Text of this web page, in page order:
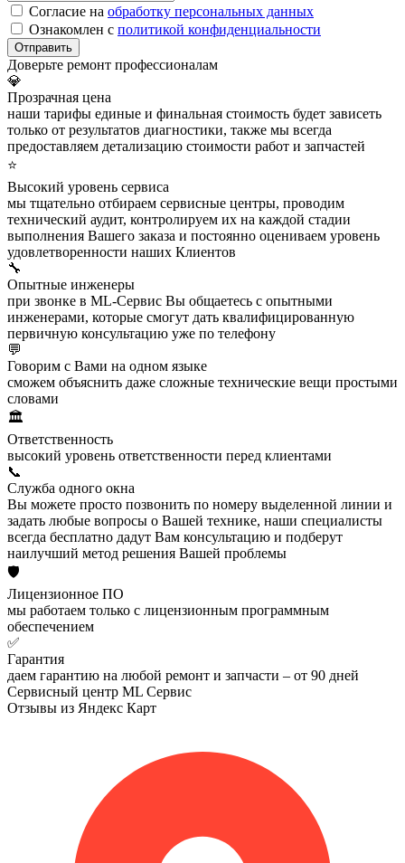
Согласие на обработку персональных данных
Ознакомлен с политикой конфиденциальности
Отправить
Доверьте ремонт профессионалам
💎
Прозрачная цена
наши тарифы единые и финальная стоимость будет зависеть
только от результатов диагностики, также мы всегда
предоставляем детализацию стоимости работ и запчастей
⭐
Высокий уровень сервиса
мы тщательно отбираем сервисные центры, проводим
технический аудит, контролируем их на каждой стадии
выполнения Вашего заказа и постоянно оцениваем уровень
удовлетворенности наших Клиентов
🔧
Опытные инженеры
при звонке в ML-Сервис Вы общаетесь с опытными
инженерами, которые смогут дать квалифицированную
первичную консультацию уже по телефону
💬
Говорим с Вами на одном языке
сможем объяснить даже сложные технические вещи простыми
словами
🏛️
Ответственность
высокий уровень ответственности перед клиентами
📞
Служба одного окна
Вы можете просто позвонить по номеру выделенной линии и
задать любые вопросы о Вашей технике, наши специалисты
всегда бесплатно дадут Вам консультацию и подберут
наилучший метод решения Вашей проблемы
🛡️
Лицензионное ПО
мы работаем только с лицензионным программным
обеспечением
✅
Гарантия
даем гарантию на любой ремонт и запчасти – от 90 дней
Сервисный центр ML Сервис
Отзывы из Яндекс Карт